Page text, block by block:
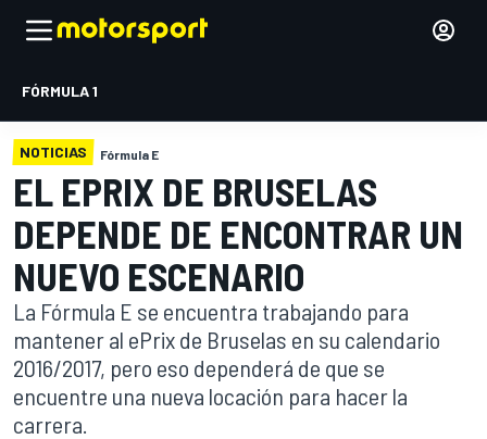
FÓRMULA 1
NOTICIAS Fórmula E
EL EPRIX DE BRUSELAS
DEPENDE DE ENCONTRAR UN
NUEVO ESCENARIO
La Fórmula E se encuentra trabajando para
mantener al ePrix de Bruselas en su calendario
2016/2017, pero eso dependerá de que se
encuentre una nueva locación para hacer la
carrera.